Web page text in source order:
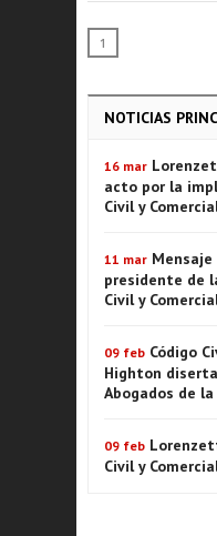
1
NOTICIAS
16 mar
acto por la
Civil y
11 mar
presidente de
Civil y
09 feb Código
Highton
Abogados de
09 feb
Civil y